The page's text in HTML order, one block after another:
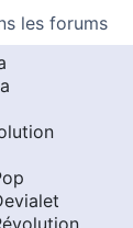
les forums